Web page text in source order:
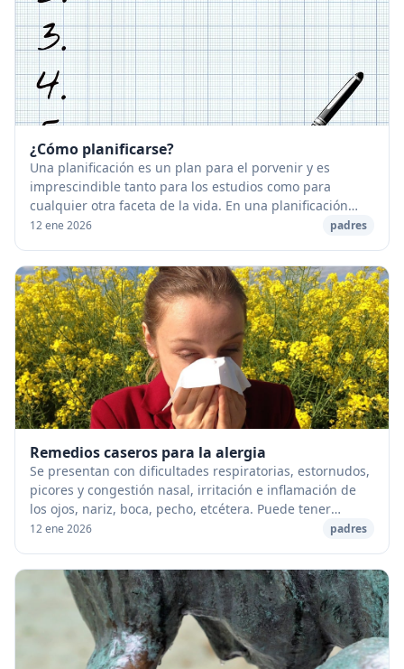
¿Cómo planificarse?
Una planificación es un plan para el porvenir y es
imprescindible tanto para los estudios como para
cualquier otra faceta de la vida. En una planificación
están previstos los objetivos a alcanzar y lo...
12 ene 2026 padres
Remedios caseros para la alergia
Se presentan con dificultades respiratorias, estornudos,
picores y congestión nasal, irritación e inflamación de
los ojos, nariz, boca, pecho, etcétera. Puede tener
distintas causas, desde el contacto...
12 ene 2026 padres